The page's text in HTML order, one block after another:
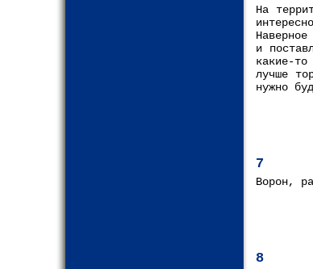
На
и
какие-
лучше
нужно
7
Ворон,
8